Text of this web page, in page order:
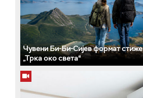
Чувени Би-Би-Сијев формат
„Трка око света“